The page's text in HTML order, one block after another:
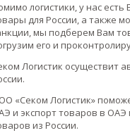
логистики, у нас
для России, а также
мы подберем Вам
его и
Логистик осуществит
«Секом Логистик»
и экспорт товаров в ОАЭ
из России.